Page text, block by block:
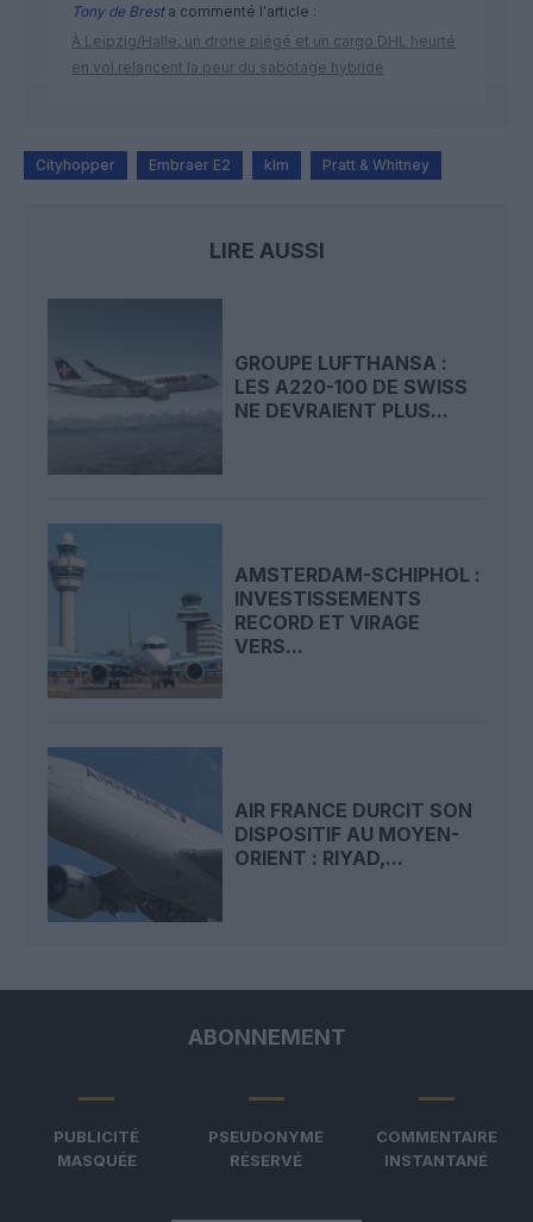
Tony de Bresta commenté l'article :
À Leipzig/Halle, un drone piégé et un cargo DHL heurté
en vol relancent la peur du sabotage hybride
Cityhopper Embraer E2 klm Pratt & Whitney
LIRE AUSSI
GROUPE LUFTHANSA :
LES A220-100 DE SWISS
NE DEVRAIENT PLUS...
AMSTERDAM-SCHIPHOL :
INVESTISSEMENTS
RECORD ET VIRAGE
VERS...
AIR FRANCE DURCIT SON
DISPOSITIF AU MOYEN-
ORIENT : RIYAD,...
ABONNEMENT
PUBLICITÉ
MASQUÉE
PSEUDONYME
RÉSERVÉ
COMMENTAIRE
INSTANTANÉ